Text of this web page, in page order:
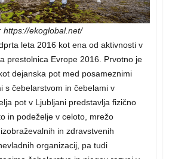
https://ekoglobal.net/
leta 2016 kot ena od aktivnosti v
prestolnica Evrope 2016. Prvotno je
dejanska pot med posameznimi
s čebelarstvom in čebelami v
pot v Ljubljani predstavlja fizično
in podeželje v celoto, mrežo
in zdravstvenih
organizacij, pa tudi